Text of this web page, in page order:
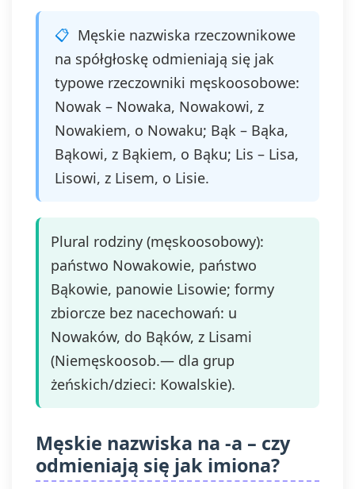
Męskie nazwiska rzeczownikowe
na spółgłoskę odmieniają się jak
typowe rzeczowniki męskoosobowe:
Nowak – Nowaka, Nowakowi, z
Nowakiem, o Nowaku; Bąk – Bąka,
Bąkowi, z Bąkiem, o Bąku; Lis – Lisa,
Lisowi, z Lisem, o Lisie.
Plural rodziny (męskoosobowy):
państwo Nowakowie, państwo
Bąkowie, panowie Lisowie; formy
zbiorcze bez nacechowań: u
Nowaków, do Bąków, z Lisami
(Niemęskoosob.— dla grup
żeńskich/dzieci: Kowalskie).
Męskie nazwiska na -a – czy
odmieniają się jak imiona?